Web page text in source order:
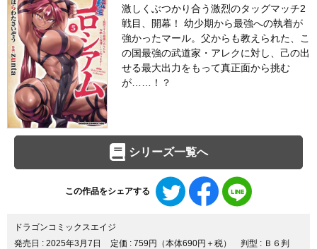
激しくぶつかり合う激烈のタッグマッチ2
戦目、開幕！ 幼少期から最強への執着が
強かったマール。父からも教えられた、こ
の国最強の武道家・アレクに対し、己の出
せる最大出力をもって真正面から挑む
が……！？
シリーズ一覧へ
この作品をシェアする
Twitter
で
ア
Facebook
で
ア
で
ア
ドラゴンコミックスエイジ
発売日 : 2025年3月7日 定価 : 759円（本体690円＋税）
判型 : Ｂ６判